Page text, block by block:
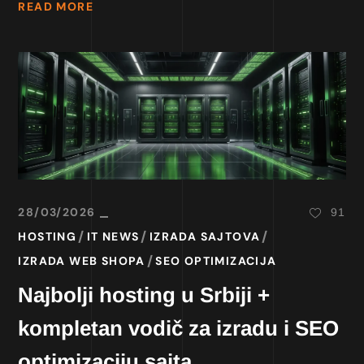
READ MORE
28/03/2026
HOSTING
IT NEWS
IZRADA SAJTOVA
IZRADA WEB SHOPA
SEO OPTIMIZACIJA
91
Najbolji hosting u Srbiji +
kompletan vodič za izradu i SEO